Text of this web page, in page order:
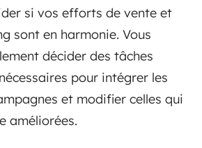
si vos efforts de vente et
sont en harmonie. Vous
décider des tâches
pour intégrer les
et modifier celles qui
améliorées.